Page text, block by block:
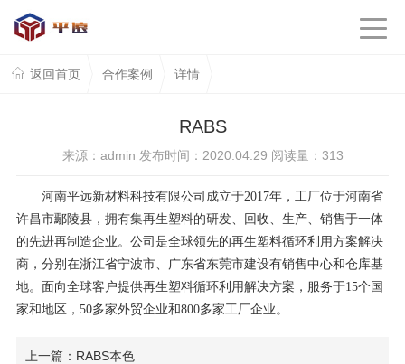
返回首页 合作案例 详情
RABS
来源：admin 发布时间：2020.04.29 阅读量： 313
河南平远新材料科技有限公司成立于2017年，工厂位于河南省
许昌市鄢陵县，拥有集再生塑料的研发、回收、生产、销售于一体
的先进再制造企业。公司是全球领先的再生塑料循环利用方案解决
商，分别在浙江省宁波市、广东省东莞市建设有销售中心和仓库基
地。面向全球客户提供再生塑料循环利用解决方案，服务于15个国
家和地区，50多家外贸企业和800多家工厂企业。
上一篇：RABS本色